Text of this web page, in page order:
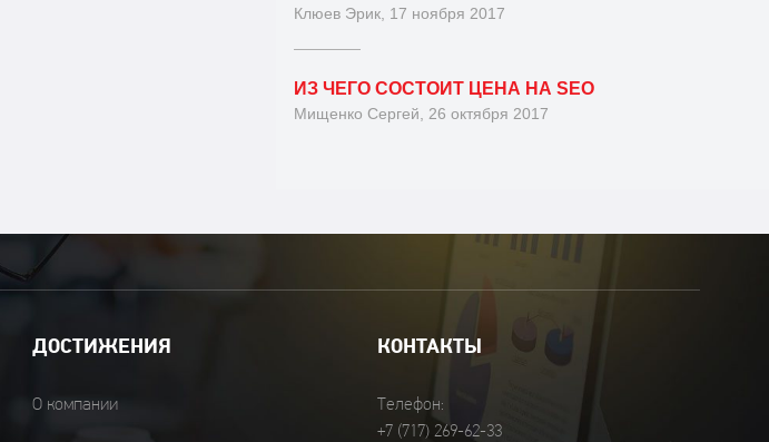
Клюев Эрик, 17 ноября 2017
ИЗ ЧЕГО СОСТОИТ ЦЕНА НА SEO
Мищенко Сергей, 26 октября 2017
ДОСТИЖЕНИЯ
О компании
КОНТАКТЫ
Телефон:
+7 (717) 269-62-33